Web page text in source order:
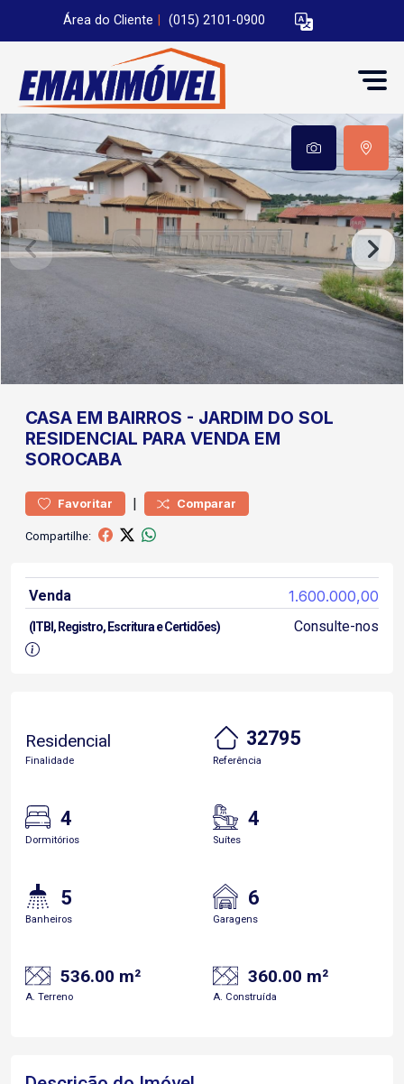
Área do Cliente (015) 2101-0900
CASA EM BAIRROS - JARDIM DO SOL
RESIDENCIAL PARA VENDA EM
SOROCABA
Favoritar | Comparar
Compartilhe:
Venda 1.600.000,00
(ITBI, Registro, Escritura e Certidões) Consulte-nos
Residencial
Finalidade
32795
Referência
4
Dormitórios
4
Suítes
5
Banheiros
6
Garagens
536.00 m²
A. Terreno
360.00 m²
A. Construída